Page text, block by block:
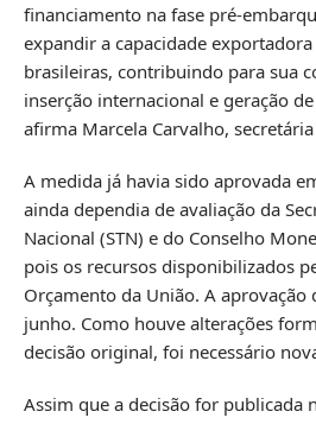
financiamento na fase pré-
expandir a capacidade
brasileiras, contribuindo para sua
inserção internacional e geração
afirma Marcela Carvalho,
A medida já havia sido aprovada
ainda dependia de avaliação da
Nacional (STN) e do Conselho
pois os recursos disponibilizados
Orçamento da União. A aprovação
junho. Como houve alterações
decisão original, foi necessário
Assim que a decisão for publicada